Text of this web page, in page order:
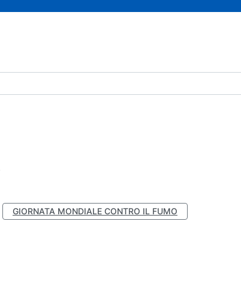
GIORNATA MONDIALE CONTRO IL FUMO